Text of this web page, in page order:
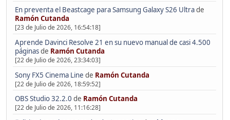
En preventa el Beastcage para Samsung Galaxy S26 Ultrade
Ramón Cutanda
[23 de Julio de 2026, 16:54:18]
Aprende Davinci Resolve 21 en su nuevo manual de casi 4.500
páginasde Ramón Cutanda
[22 de Julio de 2026, 23:34:03]
Sony FX5 Cinema Line de Ramón Cutanda
[22 de Julio de 2026, 18:59:52]
OBS Studio 32.2.0 de Ramón Cutanda
[22 de Julio de 2026, 11:16:28]